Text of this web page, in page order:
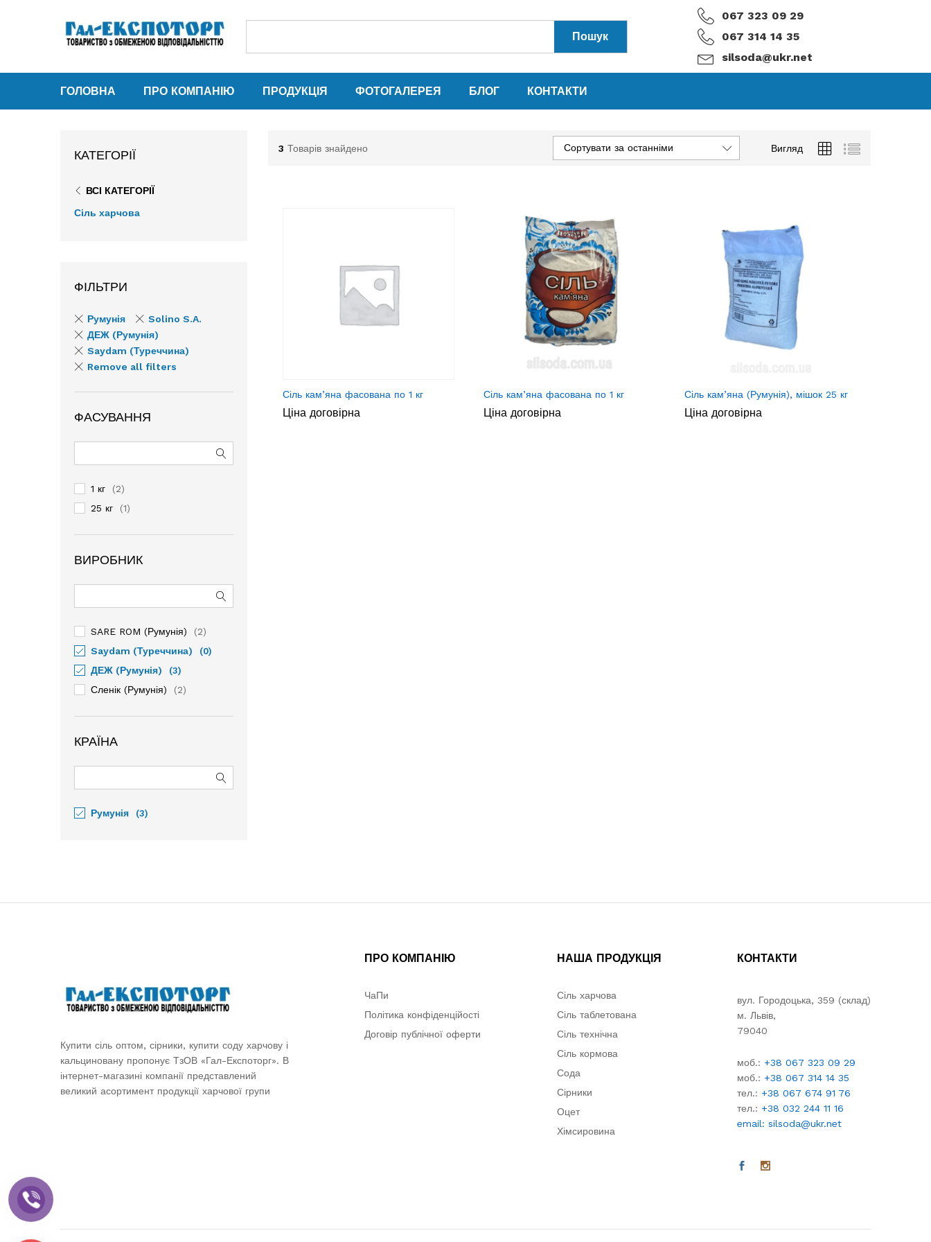
Пошук
067 323 09 29
067 314 14 35
silsoda@ukr.net
ГОЛОВНА ПРО КОМПАНІЮ ПРОДУКЦІЯ ФОТОГАЛЕРЕЯ БЛОГ КОНТАКТИ
3 Товарів знайдено Вигляд
Сортувати за останніми
Сіль кам’яна фасована по 1 кг
Ціна договірна
Сіль кам’яна фасована по 1 кг
Ціна договірна
Сіль кам’яна (Румунія), мішок 25 кг
Ціна договірна
КАТЕГОРІЇ
ВСІ КАТЕГОРІЇ
Сіль харчова
ФІЛЬТРИ
Румунія
Solino S.A.
ДЕЖ (Румунія)
Saydam (Туреччина)
Remove all filters
ФАСУВАННЯ
1 кг (2)
25 кг (1)
ВИРОБНИК
SARE ROM (Румунія) (2)
Saydam (Туреччина) (0)
ДЕЖ (Румунія) (3)
Сленік (Румунія) (2)
КРАЇНА
Румунія (3)
Купити сіль оптом, сірники, купити соду харчову і
кальциновану пропонує ТзОВ «Гал-Експоторг». В
інтернет-магазині компанії представлений
великий асортимент продукції харчової групи
ПРО КОМПАНІЮ
ЧаПи
Політика конфіденційості
Договір публічної оферти
НАША ПРОДУКЦІЯ
Сіль харчова
Сіль таблетована
Сіль технічна
Сіль кормова
Сода
Сірники
Оцет
Хімсировина
КОНТАКТИ
вул. Городоцька, 359 (склад)
м. Львів,
79040
моб.: +38 067 323 09 29
моб.: +38 067 314 14 35
тел.: +38 067 674 91 76
тел.: +38 032 244 11 16
email: silsoda@ukr.net